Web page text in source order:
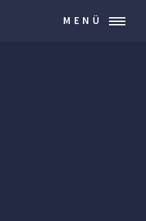
MENÜ